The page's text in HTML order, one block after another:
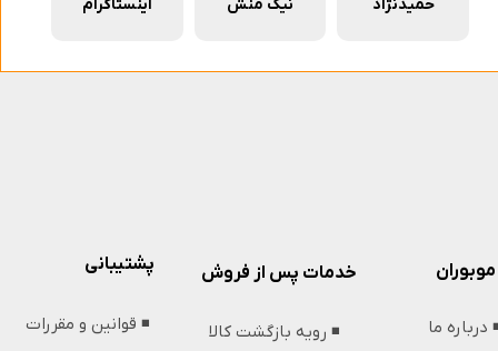
حمیدنژاد نیک منش اینستاگرام
پشتیبانی
◾️ قوانین و مقررات
موبوران
درباره ما
خدمات پس از فروش
◾️ رویه بازگشت کالا